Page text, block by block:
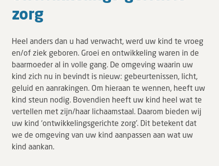
Tarieven en vergoeding
Uw gegevens
Wachttijden
Bezoek
Werken bij DZ
Leren
zorg
Heel anders dan u had verwacht, werd uw kind te vroeg
en/of ziek geboren. Groei en ontwikkeling waren in de
baarmoeder al in volle gang. De omgeving waarin uw
kind zich nu in bevindt is nieuw: gebeurtenissen, licht,
geluid en aanrakingen. Om hieraan te wennen, heeft uw
kind steun nodig. Bovendien heeft uw kind heel wat te
vertellen met zijn/haar lichaamstaal. Daarom bieden wij
uw kind ‘ontwikkelingsgerichte zorg’. Dit betekent dat
we de omgeving van uw kind aanpassen aan wat uw
kind aankan.